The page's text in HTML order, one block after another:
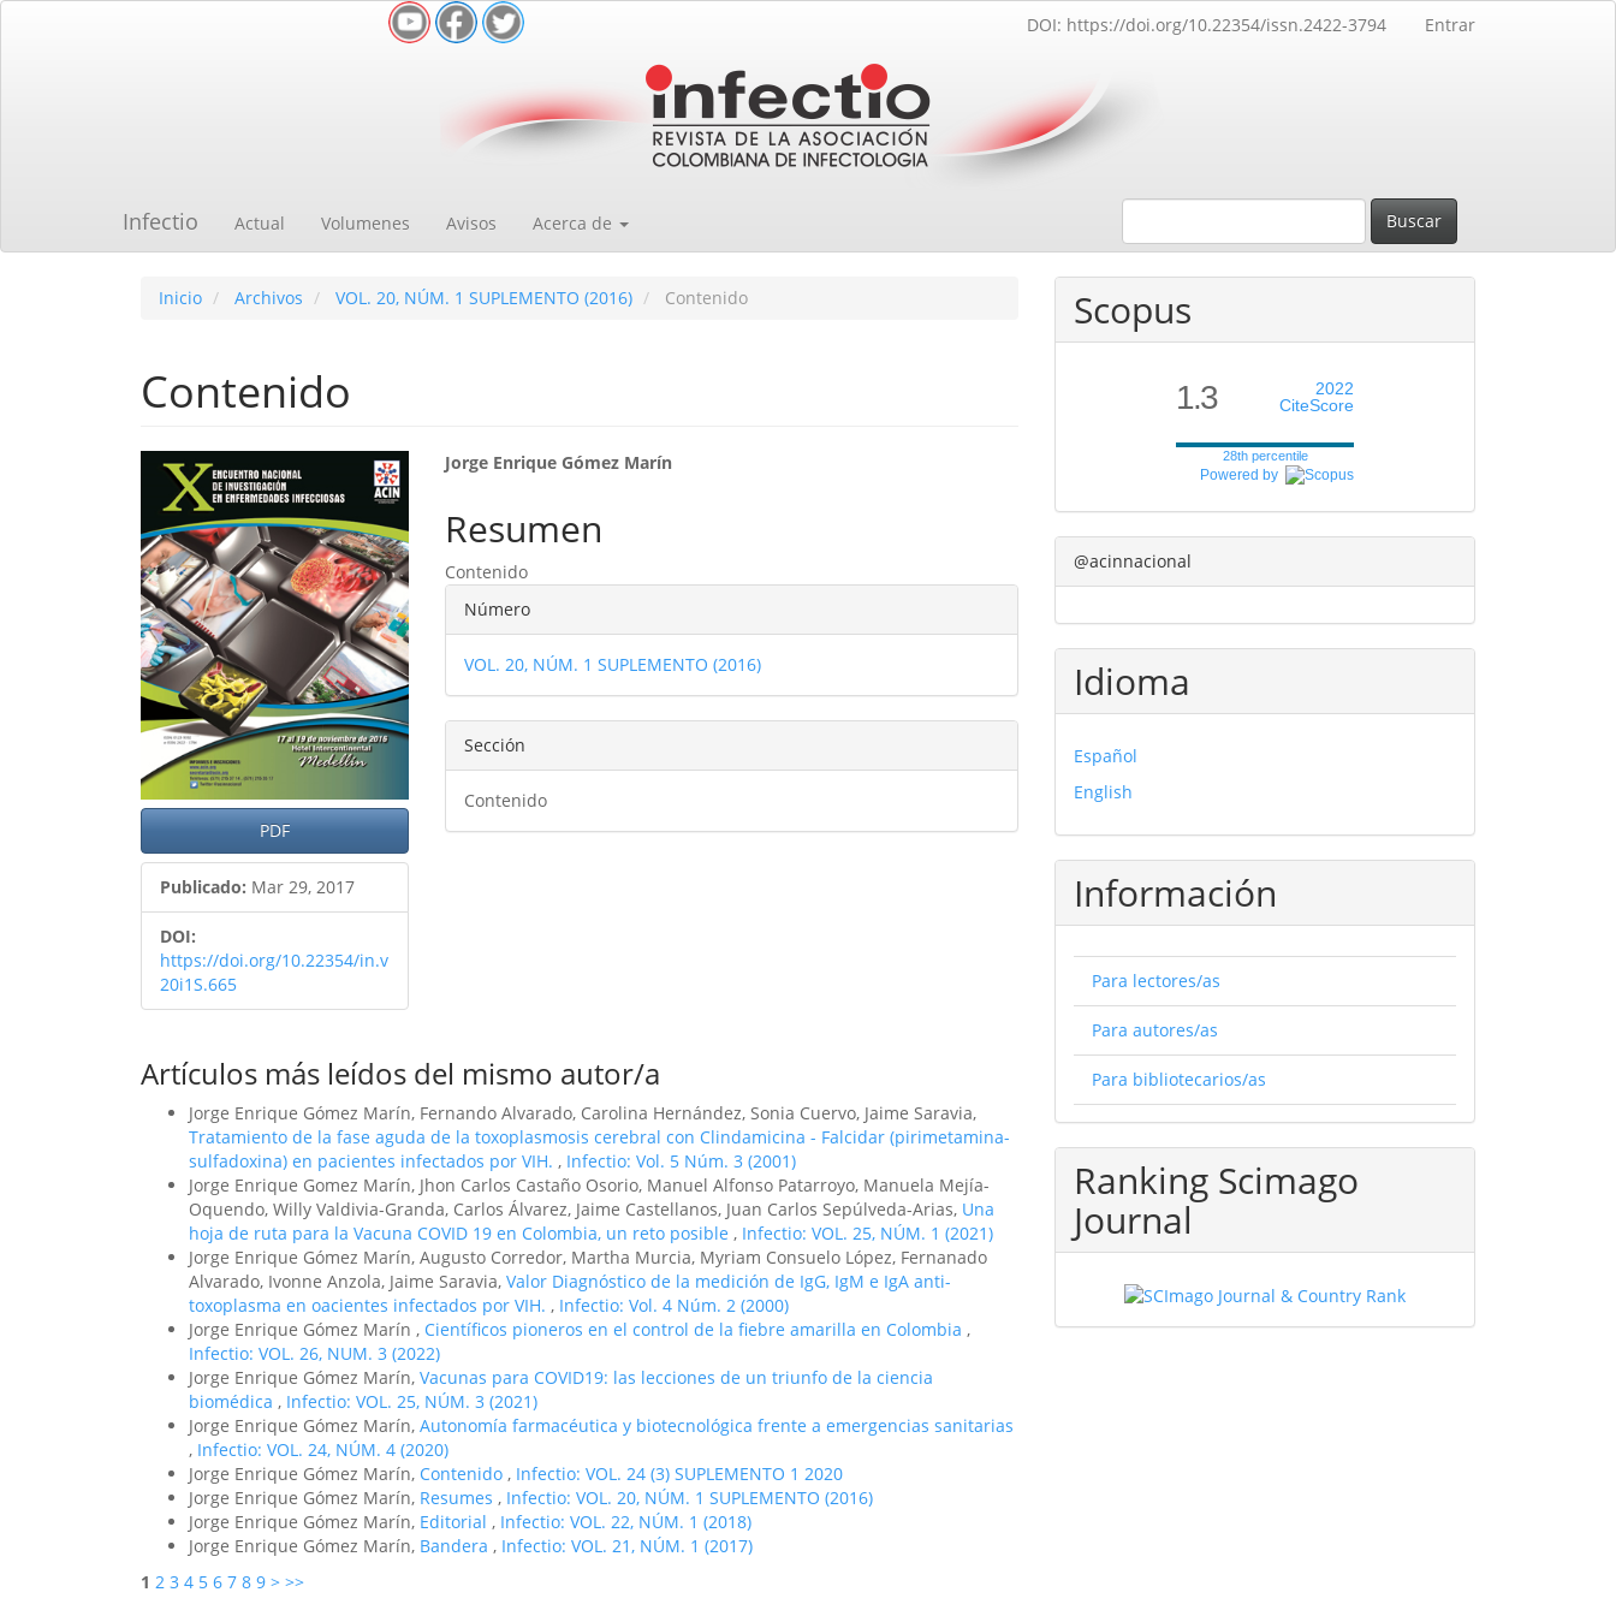
DOI: https://doi.org/10.22354/issn.2422-3794 Entrar
Infectio Actual Volumenes Avisos Acerca de Buscar
Inicio Archivos VOL. 20, NÚM. 1 SUPLEMENTO (2016) Contenido
Contenido
Barra
lateral
del
artículo
PDF
Publicado: Mar 29, 2017
DOI:
https://doi.org/10.22354/in.v
20i1S.665
Contenido
principal
del
artículo
Jorge Enrique Gómez Marín
Resumen
Contenido
Detalles
del
artículo
Número
VOL. 20, NÚM. 1 SUPLEMENTO (2016)
Sección
Contenido
Artículos más leídos del mismo autor/a
Jorge Enrique Gómez Marín, Fernando Alvarado, Carolina Hernández, Sonia Cuervo, Jaime Saravia,
Tratamiento de la fase aguda de la toxoplasmosis cerebral con Clindamicina - Falcidar (pirimetamina-
sulfadoxina) en pacientes infectados por VIH. , Infectio: Vol. 5 Núm. 3 (2001)
Jorge Enrique Gomez Marín, Jhon Carlos Castaño Osorio, Manuel Alfonso Patarroyo, Manuela Mejía-
Oquendo, Willy Valdivia-Granda, Carlos Álvarez, Jaime Castellanos, Juan Carlos Sepúlveda-Arias, Una
hoja de ruta para la Vacuna COVID 19 en Colombia, un reto posible , Infectio: VOL. 25, NÚM. 1 (2021)
Jorge Enrique Gómez Marín, Augusto Corredor, Martha Murcia, Myriam Consuelo López, Fernanado
Alvarado, Ivonne Anzola, Jaime Saravia, Valor Diagnóstico de la medición de IgG, IgM e IgA anti-
toxoplasma en oacientes infectados por VIH. , Infectio: Vol. 4 Núm. 2 (2000)
Jorge Enrique Gómez Marín , Científicos pioneros en el control de la fiebre amarilla en Colombia ,
Infectio: VOL. 26, NUM. 3 (2022)
Jorge Enrique Gómez Marín, Vacunas para COVID19: las lecciones de un triunfo de la ciencia
biomédica , Infectio: VOL. 25, NÚM. 3 (2021)
Jorge Enrique Gómez Marín, Autonomía farmacéutica y biotecnológica frente a emergencias sanitarias
, Infectio: VOL. 24, NÚM. 4 (2020)
Jorge Enrique Gómez Marín, Contenido , Infectio: VOL. 24 (3) SUPLEMENTO 1 2020
Jorge Enrique Gómez Marín, Resumes , Infectio: VOL. 20, NÚM. 1 SUPLEMENTO (2016)
Jorge Enrique Gómez Marín, Editorial , Infectio: VOL. 22, NÚM. 1 (2018)
Jorge Enrique Gómez Marín, Bandera , Infectio: VOL. 21, NÚM. 1 (2017)
1 2 3 4 5 6 7 8 9 > >>
Scopus
1.3
2022
CiteScore
28th percentile
Powered by
@acinnacional
Idioma
Español
English
Información
Para lectores/as
Para autores/as
Para bibliotecarios/as
Ranking Scimago
Journal